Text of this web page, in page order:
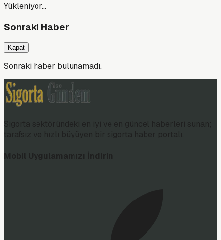
Yükleniyor…
Sonraki Haber
Kapat
Sonraki haber bulunamadı.